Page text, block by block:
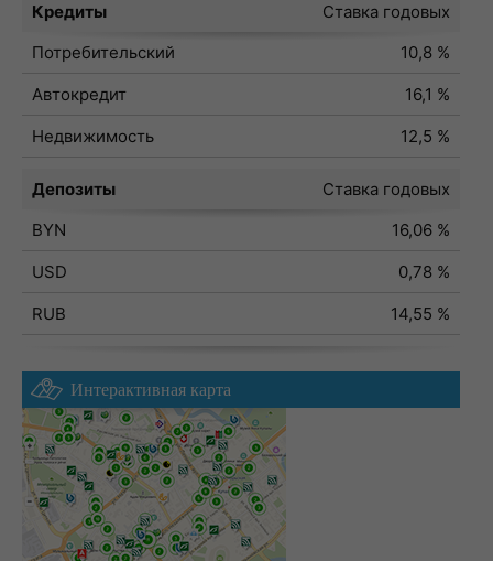
Кредиты
Ставка годовых
Потребительский
10,8 %
Автокредит
16,1 %
Недвижимость
12,5 %
Депозиты
Ставка годовых
BYN
16,06 %
USD
0,78 %
RUB
14,55 %
Интерактивная карта